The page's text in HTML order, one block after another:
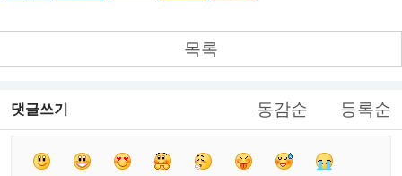
목록
댓글쓰기 동감순 등록순